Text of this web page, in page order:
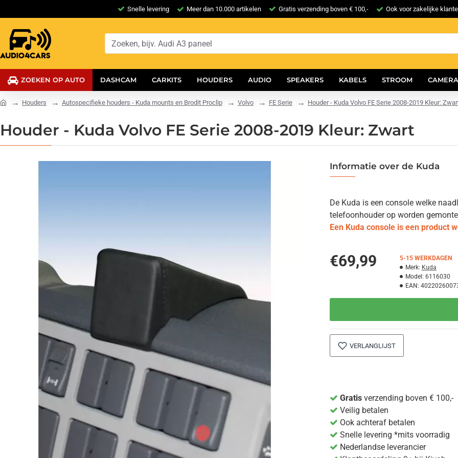
Snelle levering Meer dan 10.000 artikelen Gratis verzending boven € 100,- Ook voor zakelijke
ZOEKEN OP AUTO DASHCAM CARKITS HOUDERS AUDIO SPEAKERS KABELS STROOM
Houders Autospecifieke houders - Kuda mounts en Brodit Proclip Volvo FE Serie Houder - Kuda Volvo FE Serie 2008-2019 Kleur:
Houder - Kuda Volvo FE Serie 2008-2019 Kleur: Zwart
Informatie over de Kuda
De Kuda is een console welke
telefoonhouder op worden
Een Kuda console is een product
€69,99
5-15 WERKDAGEN
Merk: Kuda
Model: 6116030
EAN:
VERLANGLIJST
Gratisverzending boven € 100,-
Veilig betalen
Ook achteraf betalen
Snelle levering *mits voorradig
Nederlandse leverancier